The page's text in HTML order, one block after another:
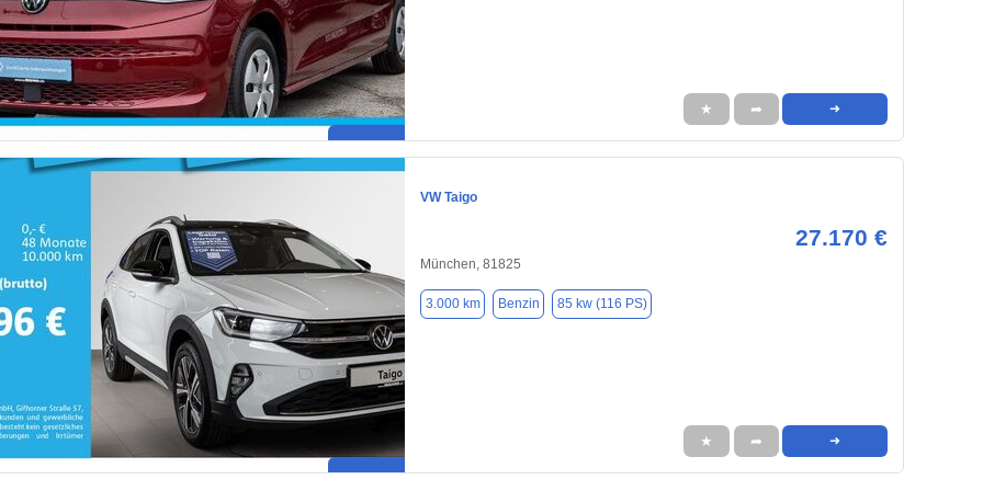
★ ➦ ➜
VW Taigo
27.170 €
München, 81825
3.000 km Benzin 85 kw (116 PS)
★ ➦ ➜